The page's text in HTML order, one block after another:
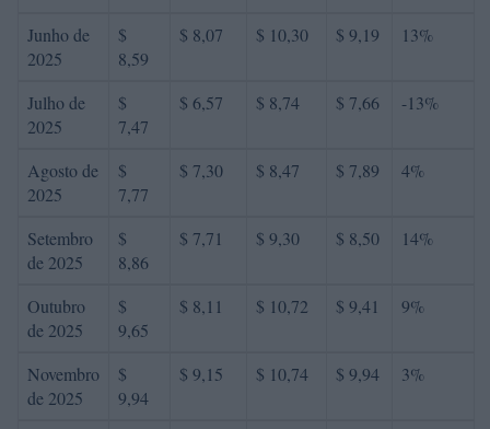
Junho de
2025
$
8,59
$ 8,07 $ 10,30 $ 9,19 13%
Julho de
2025
$
7,47
$ 6,57 $ 8,74 $ 7,66 -13%
Agosto de
2025
$
7,77
$ 7,30 $ 8,47 $ 7,89 4%
Setembro
de 2025
$
8,86
$ 7,71 $ 9,30 $ 8,50 14%
Outubro
de 2025
$
9,65
$ 8,11 $ 10,72 $ 9,41 9%
Novembro
de 2025
$
9,94
$ 9,15 $ 10,74 $ 9,94 3%